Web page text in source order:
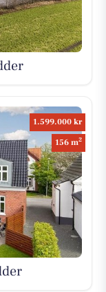
1.599.000 kr
156 m2